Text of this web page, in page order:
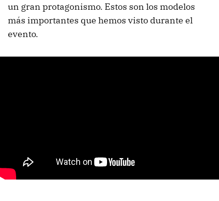
un gran protagonismo. Estos son los modelos
más importantes que hemos visto durante el
evento.